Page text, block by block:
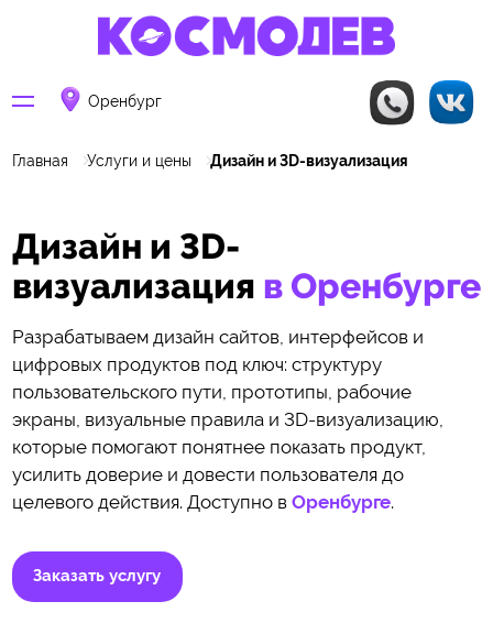
Оренбург
Главная Услуги и цены Дизайн и 3D-визуализация
Дизайн и 3D-
визуализация в Оренбурге
Разрабатываем дизайн сайтов, интерфейсов и
цифровых продуктов под ключ: структуру
пользовательского пути, прототипы, рабочие
экраны, визуальные правила и 3D-визуализацию,
которые помогают понятнее показать продукт,
усилить доверие и довести пользователя до
целевого действия. Доступно в Оренбурге.
Заказать услугу